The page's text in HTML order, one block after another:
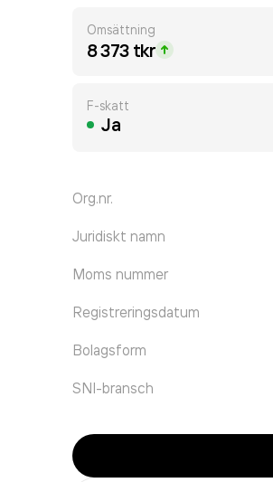
Omsättning
8 373 tkr
F-skatt
Ja
Org.nr.
Juridiskt namn
Moms nummer
Registreringsdatum
Bolagsform
SNI-bransch